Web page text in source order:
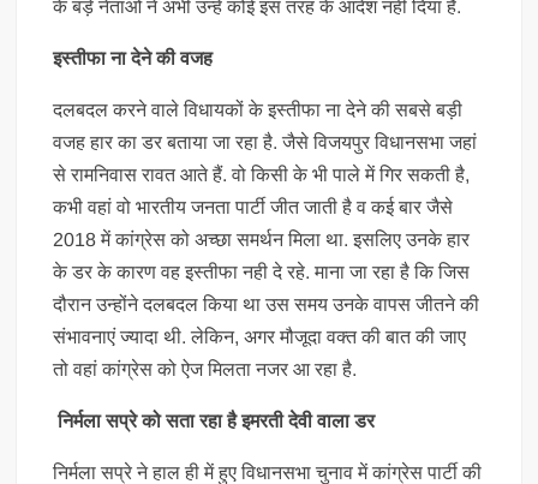
के बड़े नेताओं ने अभी उन्हें कोई इस तरह के आदेश नहीं दिया है.
इस्तीफा ना देने की वजह
दलबदल करने वाले विधायकों के इस्तीफा ना देने की सबसे बड़ी
वजह हार का डर बताया जा रहा है. जैसे विजयपुर विधानसभा जहां
से रामनिवास रावत आते हैं. वो किसी के भी पाले में गिर सकती है,
कभी वहां वो भारतीय जनता पार्टी जीत जाती है व कई बार जैसे
2018 में कांग्रेस को अच्छा समर्थन मिला था. इसलिए उनके हार
के डर के कारण वह इस्तीफा नही दे रहे. माना जा रहा है कि जिस
दौरान उन्होंने दलबदल किया था उस समय उनके वापस जीतने की
संभावनाएं ज्यादा थी. लेकिन, अगर मौजूदा वक्त की बात की जाए
तो वहां कांग्रेस को ऐज मिलता नजर आ रहा है.
निर्मला सप्रे को सता रहा है इमरती देवी वाला डर
निर्मला सप्रे ने हाल ही में हुए विधानसभा चुनाव में कांग्रेस पार्टी की